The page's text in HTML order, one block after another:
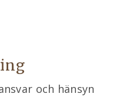
och hänsyn